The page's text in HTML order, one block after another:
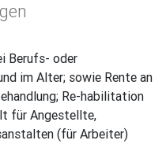
Berufs- oder
im Alter; sowie Rente an
Re-habilitation
für Angestellte,
(für Arbeiter)